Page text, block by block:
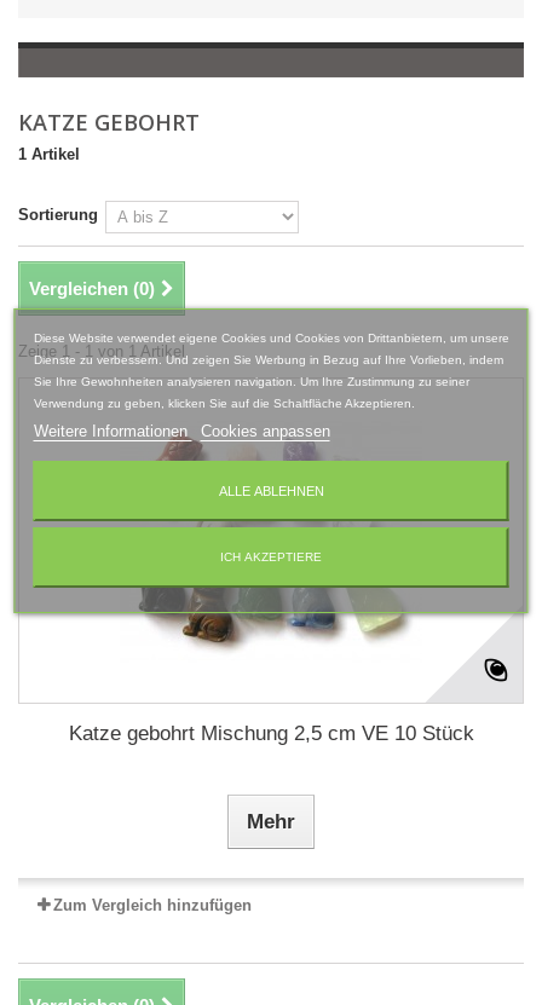
KATZE GEBOHRT
1 Artikel
Sortierung
Vergleichen (0)
Zeige 1 - 1 von 1 Artikel
Katze gebohrt Mischung 2,5 cm VE 10 Stück
Mehr
Zum Vergleich hinzufügen
Diese Website verwendet eigene Cookies und Cookies von Drittanbietern, um unsere
Dienste zu verbessern. Und zeigen Sie Werbung in Bezug auf Ihre Vorlieben, indem
Sie Ihre Gewohnheiten analysieren navigation. Um Ihre Zustimmung zu seiner
Verwendung zu geben, klicken Sie auf die Schaltfläche Akzeptieren.
Weitere Informationen Cookies anpassen
ALLE ABLEHNEN
ICH AKZEPTIERE